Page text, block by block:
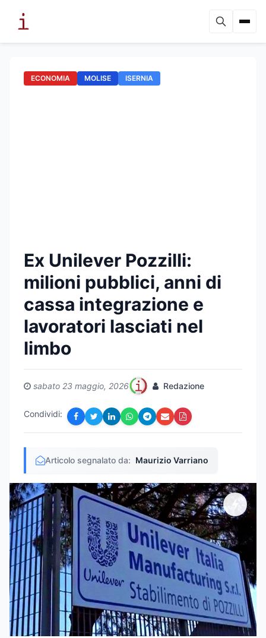
ECONOMIA MOLISE ISERNIA
Ex Unilever Pozzilli:
milioni pubblici, anni di
cassa integrazione e
lavoratori lasciati nel
limbo
sabato 23 maggio, 2026 Redazione
Condividi:
Articolo segnalato da: Maurizio Varriano